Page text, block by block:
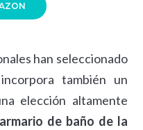
han seleccionado
también un
elección altamente
de baño de la